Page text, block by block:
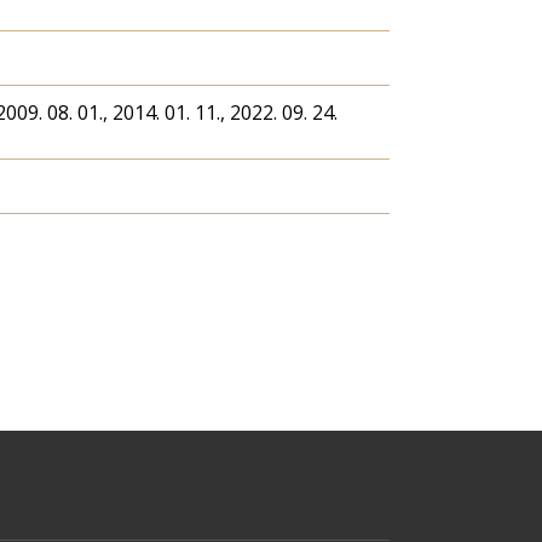
08. 01., 2014. 01. 11., 2022. 09. 24.